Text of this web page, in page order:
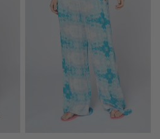
HINZUFÜGEN